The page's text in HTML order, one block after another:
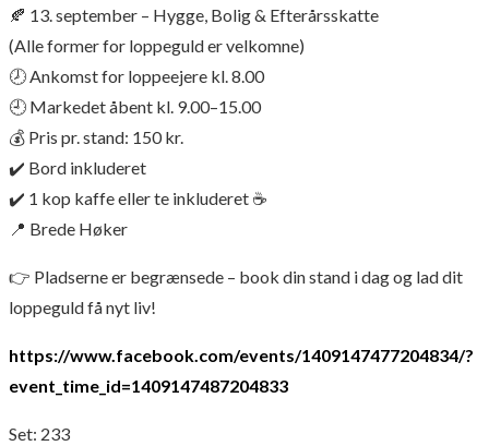
🍂 13. september – Hygge, Bolig & Efterårsskatte
(Alle former for loppeguld er velkomne)
🕗 Ankomst for loppeejere kl. 8.00
🕘 Markedet åbent kl. 9.00–15.00
💰 Pris pr. stand: 150 kr.
✔️ Bord inkluderet
✔️ 1 kop kaffe eller te inkluderet ☕
📍 Brede Høker
👉 Pladserne er begrænsede – book din stand i dag og lad dit
loppeguld få nyt liv!
https://www.facebook.com/events/1409147477204834/?
event_time_id=1409147487204833
Set: 233